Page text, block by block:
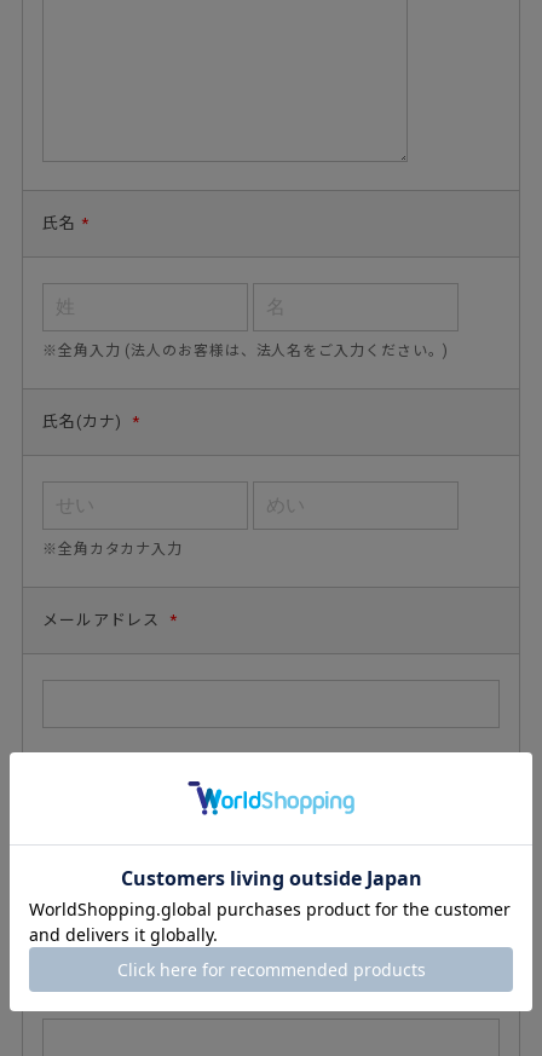
氏名 *
※全角入力 (法人のお客様は、法人名をご入力ください。)
氏名(カナ) *
※全角カタカナ入力
メールアドレス *
メールアドレス(確認用)